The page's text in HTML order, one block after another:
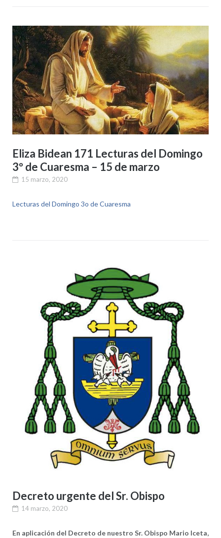
Eliza Bidean 171 Lecturas del Domingo
3º de Cuaresma – 15 de marzo
15 marzo, 2020
Lecturas del Domingo 3o de Cuaresma
Decreto urgente del Sr. Obispo
14 marzo, 2020
En aplicación del Decreto de nuestro Sr. Obispo Mario Iceta,